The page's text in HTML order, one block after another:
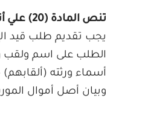
تنص المادة (20) علي أنه :-
يجب تقديم طلب قيد
الطلب على اسم ولقب
أسماء ورثته (ألقابهم)
وبيان أصل أموال